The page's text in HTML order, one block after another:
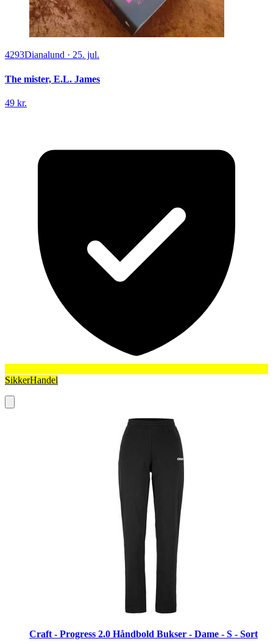
4293Dianalund · 25. jul.
The mister, E.L. James
49 kr.
SikkerHandel
Craft - Progress 2.0 Håndbold Bukser - Dame - S - Sort